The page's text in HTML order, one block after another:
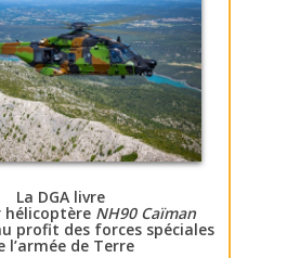
La DGA livre
hélicoptère NH90 Caïman
profit des forces spéciales
l’armée de Terre